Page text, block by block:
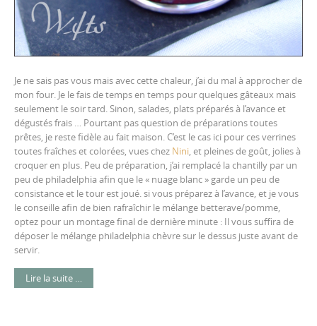
Je ne sais pas vous mais avec cette chaleur, j’ai du mal à approcher de
mon four. Je le fais de temps en temps pour quelques gâteaux mais
seulement le soir tard. Sinon, salades, plats préparés à l’avance et
dégustés frais … Pourtant pas question de préparations toutes
prêtes, je reste fidèle au fait maison. C’est le cas ici pour ces verrines
toutes fraîches et colorées, vues chez Nini, et pleines de goût, jolies à
croquer en plus. Peu de préparation, j’ai remplacé la chantilly par un
peu de philadelphia afin que le « nuage blanc » garde un peu de
consistance et le tour est joué. si vous préparez à l’avance, et je vous
le conseille afin de bien rafraîchir le mélange betterave/pomme,
optez pour un montage final de dernière minute : Il vous suffira de
déposer le mélange philadelphia chèvre sur le dessus juste avant de
servir.
Lire la suite …